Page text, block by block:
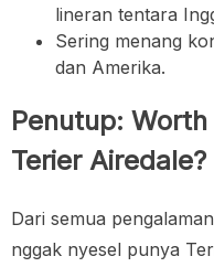
lineran tentara
Sering menang
dan Amerika.
Penutup:
Terier Airedale?
Dari semua
nggak nyesel punya